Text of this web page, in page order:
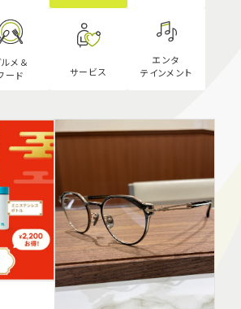
ショップニュース
イベント
キッズ＆ベビー
施設案内
アクセス＆駐車場
問
スタッフ募集
プライバシーポリシー
メ＆
ード
サービス
エンタ
テインメント